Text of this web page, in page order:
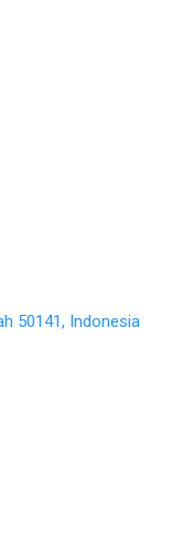
50141, Indonesia